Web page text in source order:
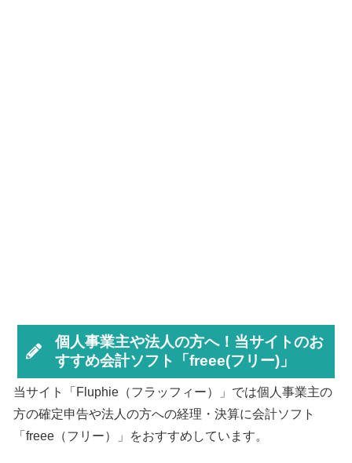
個人事業主や法人の方へ！当サイトのお
すすめ会計ソフト「freee(フリー)」
当サイト「Fluphie（フラッフィー）」では個人事業主の
方の確定申告や法人の方への経理・決算に会計ソフト
「freee（フリー）」をおすすめしています。